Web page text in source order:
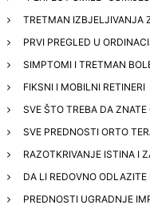
TRETMAN IZBJELJIVANJA
PRVI PREGLED U
SIMPTOMI I TRETMAN
FIKSNI I MOBILNI RETINERI
SVE ŠTO TREBA DA
SVE PREDNOSTI ORTO
RAZOTKRIVANJE ISTINA I
DA LI REDOVNO
PREDNOSTI UGRADNJE